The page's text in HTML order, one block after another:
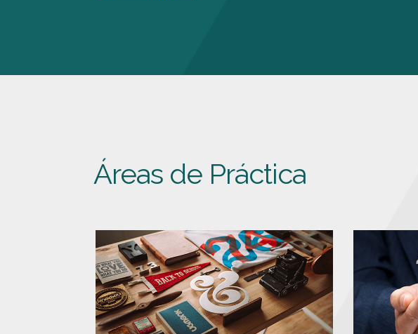
Áreas de Práctica